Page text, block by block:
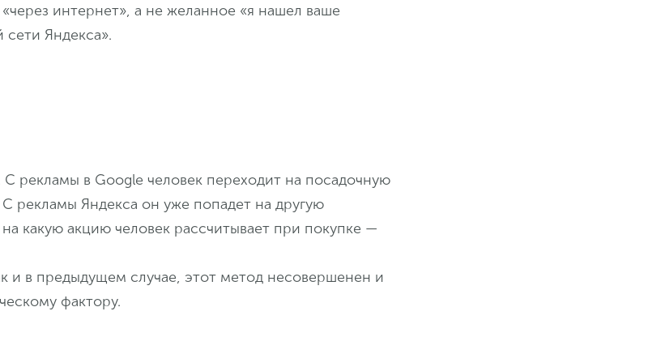
интернет», а не желанное «я нашел ваше
Яндекса».
С рекламы в Google человек переходит на посадочную
рекламы Яндекса он уже попадет на другую
какую акцию человек рассчитывает при покупке —
и в предыдущем случае, этот метод несовершенен и
фактору.